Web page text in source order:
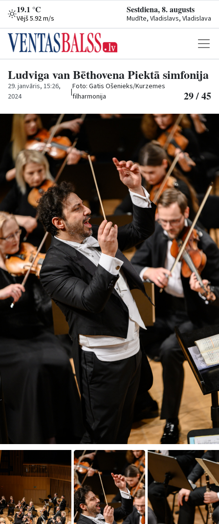
19.1 °C
Vējš 5.92 m/s
Sestdiena, 8. augusts
Mudīte, Vladislavs, Vladislava
Ludviga van Bēthovena Piektā simfonija
29. janvāris, 15:26,
2024
|
Foto: Gatis Ošenieks/Kurzemes
filharmonija
29 / 45